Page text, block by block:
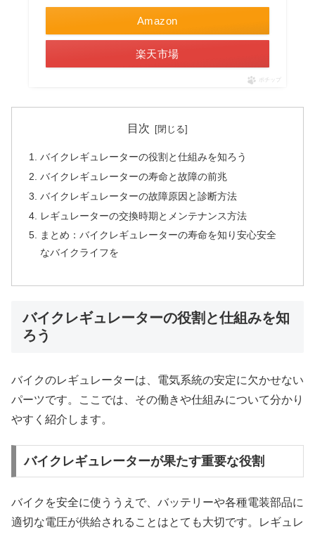
Amazon
楽天市場
ポチップ
目次
バイクレギュレーターの役割と仕組みを知ろう
バイクレギュレーターの寿命と故障の前兆
バイクレギュレーターの故障原因と診断方法
レギュレーターの交換時期とメンテナンス方法
まとめ：バイクレギュレーターの寿命を知り安心安全
なバイクライフを
バイクレギュレーターの役割と仕組みを知
ろう
バイクのレギュレーターは、電気系統の安定に欠かせない
パーツです。ここでは、その働きや仕組みについて分かり
やすく紹介します。
バイクレギュレーターが果たす重要な役割
バイクを安全に使ううえで、バッテリーや各種電装部品に
適切な電圧が供給されることはとても大切です。レギュレ